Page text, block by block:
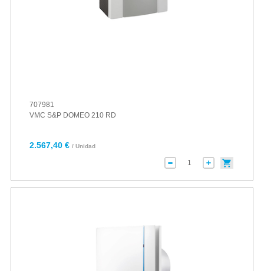
707981
VMC S&P DOMEO 210 RD
2.567,40 € / Unidad